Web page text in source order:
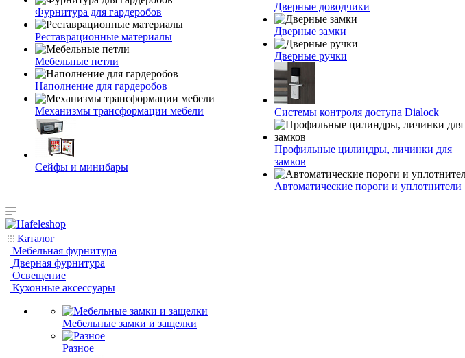
Фурнитура для гардеробов
Реставрационные материалы
Мебельные петли
Наполнение для гардеробов
Механизмы трансформации мебели
Сейфы и минибары
Дверные доводчики
Дверные замки
Дверные ручки
Системы контроля доступа Dialock
Профильные цилиндры, личинки для
замков
Автоматические пороги и уплотнители
Каталог
Мебельная фурнитура
Дверная фурнитура
Освещение
Кухонные аксессуары
Мебельные замки и защелки
Разное